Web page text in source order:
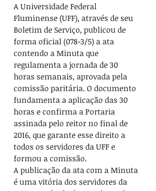
A Universidade Federal
Fluminense (UFF), através de seu
Boletim de Serviço, publicou de
forma oficial (078-3/5) a ata
contendo a Minuta que
regulamenta a jornada de 30
horas semanais, aprovada pela
comissão paritária. O documento
fundamenta a aplicação das 30
horas e confirma a Portaria
assinada pelo reitor no final de
2016, que garante esse direito a
todos os servidores da UFF e
formou a comissão.
A publicação da ata com a Minuta
é uma vitória dos servidores da